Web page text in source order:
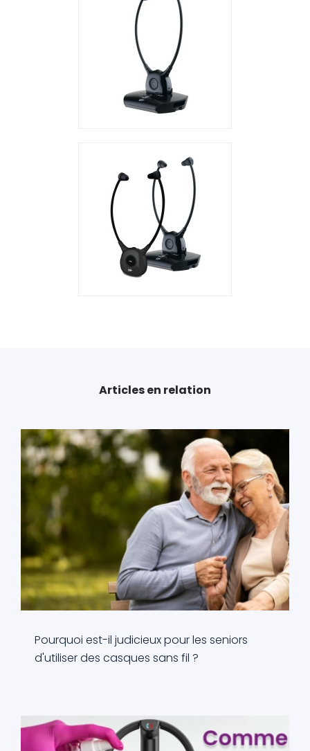
Articles en relation
Pourquoi est-il judicieux pour les seniors
d'utiliser des casques sans fil ?